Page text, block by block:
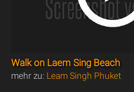
Walk on Laem Sing Beach
mehr zu: Leam Singh Phuket